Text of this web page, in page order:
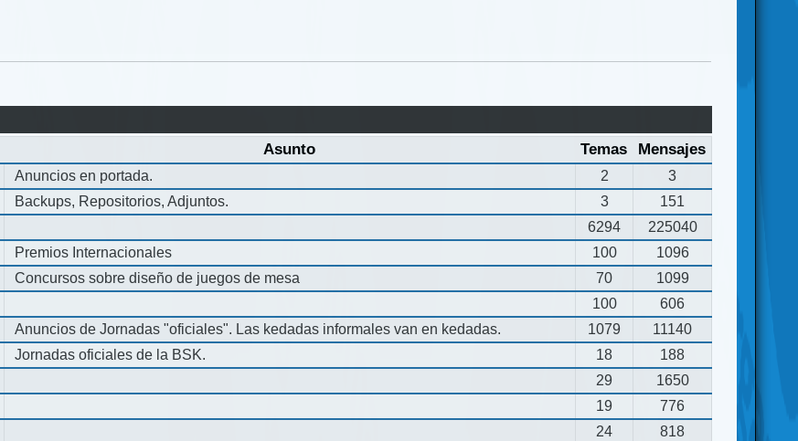
Asunto Temas Mensajes
Anuncios en portada. 2
3
Backups, Repositorios, Adjuntos. 3
151
6294
225040
Premios Internacionales 100
1096
Concursos sobre diseño de juegos de mesa 70
1099
100
606
Anuncios de Jornadas "oficiales". Las kedadas informales van en kedadas. 1079
11140
Jornadas oficiales de la BSK. 18
188
29
1650
19
776
24
818